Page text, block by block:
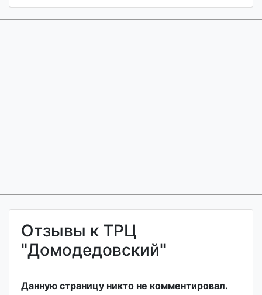
Отзывы к ТРЦ
"Домодедовский"
Данную страницу никто не комментировал.